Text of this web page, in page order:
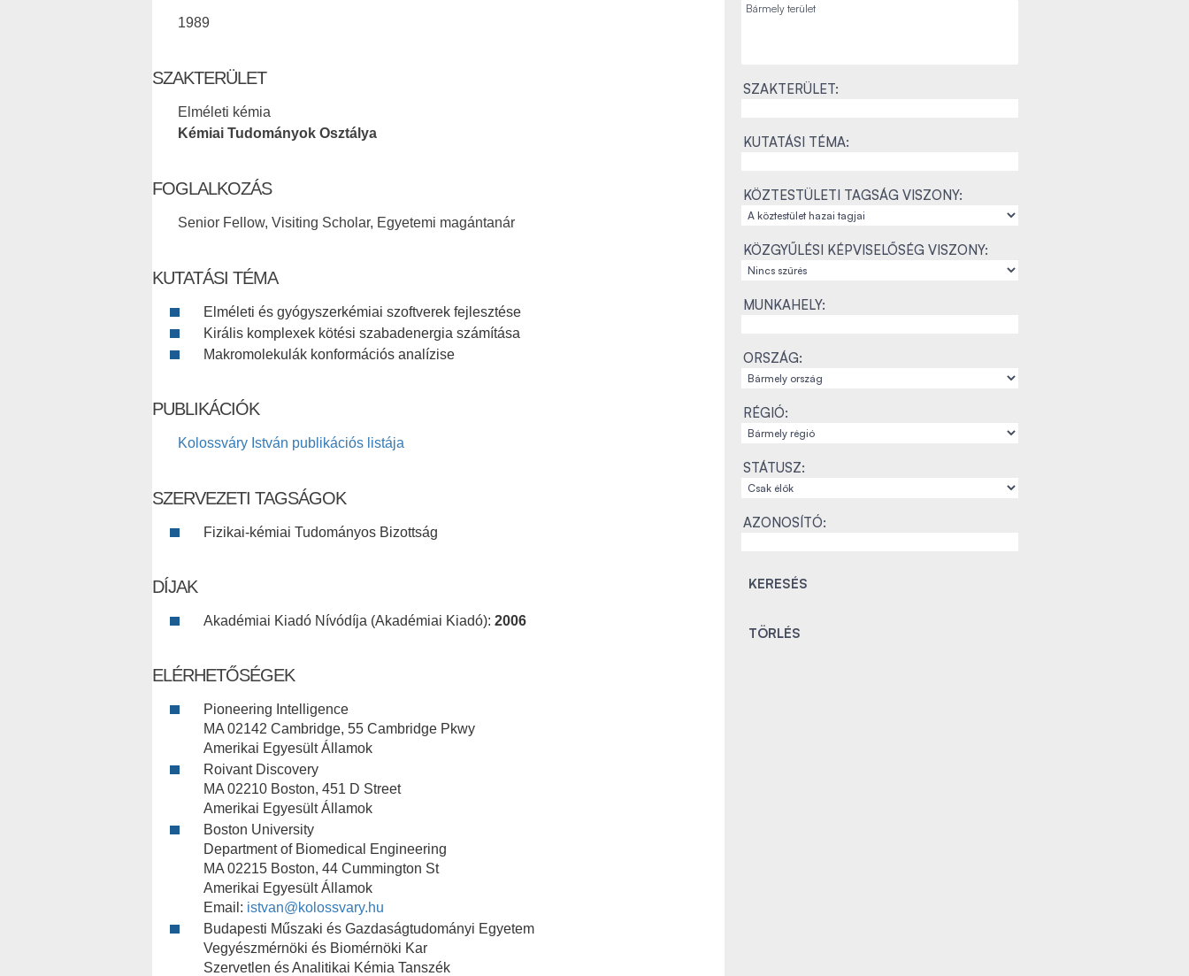
1989
SZAKTERÜLET
Elméleti kémia
Kémiai Tudományok Osztálya
FOGLALKOZÁS
Senior Fellow, Visiting Scholar, Egyetemi magántanár
KUTATÁSI TÉMA
Elméleti és gyógyszerkémiai szoftverek fejlesztése
Királis komplexek kötési szabadenergia számítása
Makromolekulák konformációs analízise
PUBLIKÁCIÓK
Kolossváry István publikációs listája
SZERVEZETI TAGSÁGOK
Fizikai-kémiai Tudományos Bizottság
DÍJAK
Akadémiai Kiadó Nívódíja (Akadémiai Kiadó): 2006
ELÉRHETŐSÉGEK
Pioneering Intelligence
MA 02142 Cambridge, 55 Cambridge Pkwy
Amerikai Egyesült Államok
Roivant Discovery
MA 02210 Boston, 451 D Street
Amerikai Egyesült Államok
Boston University
Department of Biomedical Engineering
MA 02215 Boston, 44 Cummington St
Amerikai Egyesült Államok
Email: istvan@kolossvary.hu
Budapesti Műszaki és Gazdaságtudományi Egyetem
Vegyészmérnöki és Biomérnöki Kar
Szervetlen és Analitikai Kémia Tanszék
SZAKTERÜLET:
KUTATÁSI TÉMA:
KÖZTESTÜLETI TAGSÁG VISZONY:
KÖZGYŰLÉSI KÉPVISELŐSÉG VISZONY:
MUNKAHELY:
ORSZÁG:
RÉGIÓ:
STÁTUSZ:
AZONOSÍTÓ: